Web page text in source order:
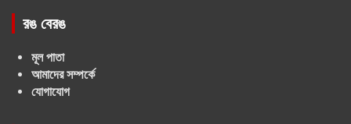
রঙ বেরঙ
মূল পাতা
আমাদের সম্পর্কে
যোগাযোগ